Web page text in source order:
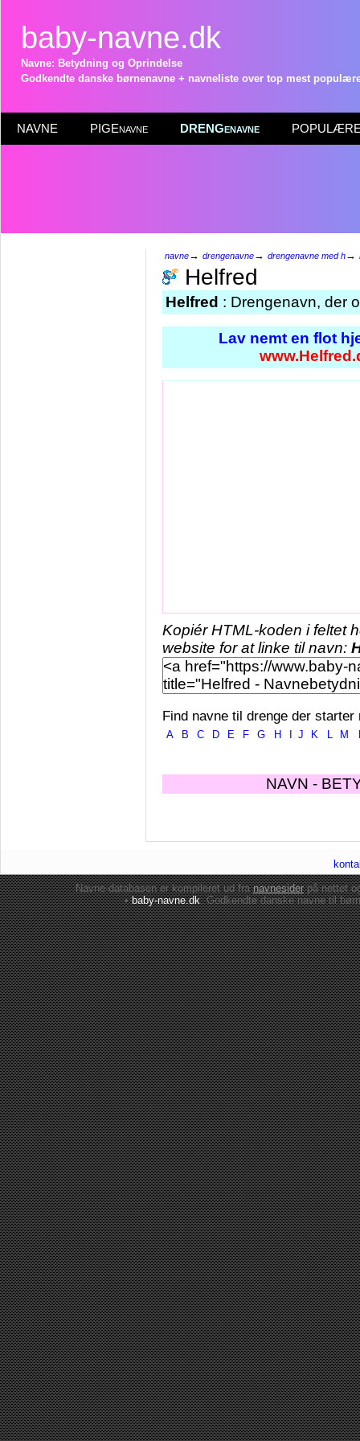
baby-navne.dk
Navne: Betydning og Oprindelse
Godkendte danske børnenavne + navneliste over top mest
NAVNE PIGEnavne DRENGenavne POPULÆRE
navne→ drengenavne→ drengenavne med h→
Helfred
Helfred : Drengenavn, der
Lav nemt en flot
Kopiér HTML-koden i feltet
website for at linke til navn:
Find navne til drenge der starter
A B C D E F G H J K L M
NAVN -
Navne-databasen er kompileret ud franavnesiderpå nettet
•baby-navne.dk: Godkendte danskenavne til børn